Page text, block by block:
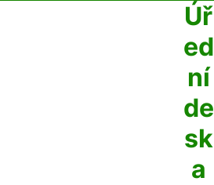
Úř
ed
ní
de
sk
a